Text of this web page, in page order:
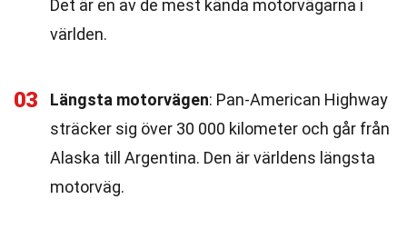
Det är en av de mest kända motorvägarna i
världen.
03 Längsta motorvägen: Pan-American Highway
sträcker sig över 30 000 kilometer och går från
Alaska till Argentina. Den är världens längsta
motorväg.